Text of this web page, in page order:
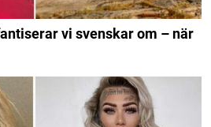
vi svenskar om – när